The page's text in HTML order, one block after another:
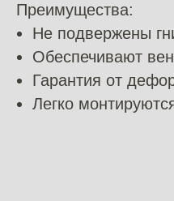
Преимущества:
Не подвержены
Обеспечивают
Гарантия от
Легко